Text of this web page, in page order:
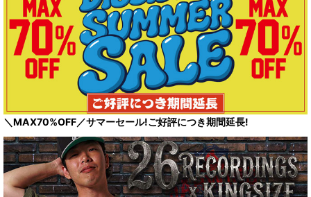
＼MAX70%OFF／サマーセール!ご好評につき期間延長!